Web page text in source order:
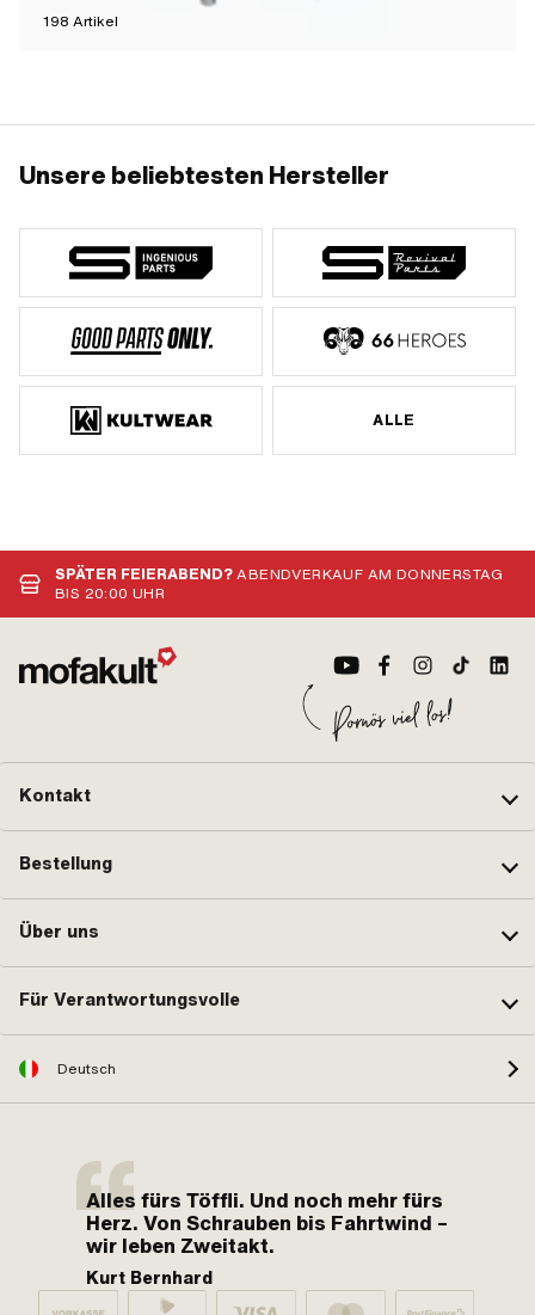
198 Artikel
Unsere beliebtesten Hersteller
ALLE
SPÄTER FEIERABEND?ABENDVERKAUF AM DONNERSTAG
BIS 20:00 UHR
Kontakt
Bestellung
Über uns
Für Verantwortungsvolle
Deutsch
Alles fürs Töffli. Und noch mehr fürs
Herz. Von Schrauben bis Fahrtwind –
wir leben Zweitakt.
Kurt Bernhard